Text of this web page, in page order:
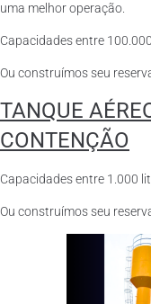
uma melhor operação.
Capacidades entre
Ou construímos seu
TANQUE
CONTENÇÃO
Capacidades entre 1.000
Ou construímos seu